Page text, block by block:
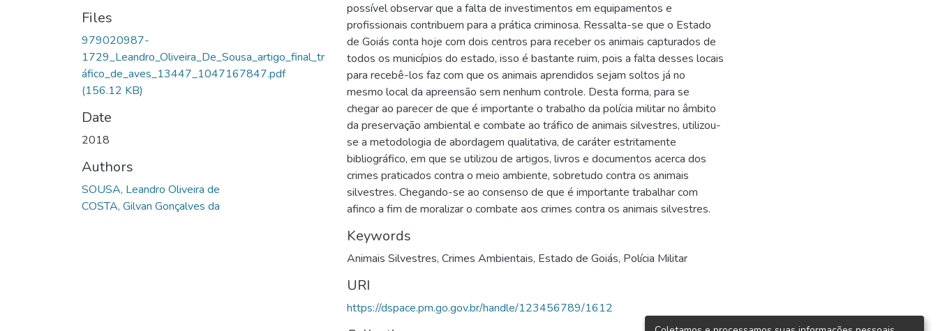
Files
979020987-
1729_Leandro_Oliveira_De_Sousa_artigo_final_tr
áfico_de_aves_13447_1047167847.pdf
(156.12 KB)
Date
2018
Authors
SOUSA, Leandro Oliveira de
COSTA, Gilvan Gonçalves da
possível observar que a falta de investimentos em equipamentos e
profissionais contribuem para a prática criminosa. Ressalta-se que o Estado
de Goiás conta hoje com dois centros para receber os animais capturados de
todos os municípios do estado, isso é bastante ruim, pois a falta desses locais
para recebê-los faz com que os animais aprendidos sejam soltos já no
mesmo local da apreensão sem nenhum controle. Desta forma, para se
chegar ao parecer de que é importante o trabalho da polícia militar no âmbito
da preservação ambiental e combate ao tráfico de animais silvestres, utilizou-
se a metodologia de abordagem qualitativa, de caráter estritamente
bibliográfico, em que se utilizou de artigos, livros e documentos acerca dos
crimes praticados contra o meio ambiente, sobretudo contra os animais
silvestres. Chegando-se ao consenso de que é importante trabalhar com
afinco a fim de moralizar o combate aos crimes contra os animais silvestres.
Keywords
Animais Silvestres, Crimes Ambientais, Estado de Goiás, Polícia Militar
URI
https://dspace.pm.go.gov.br/handle/123456789/1612